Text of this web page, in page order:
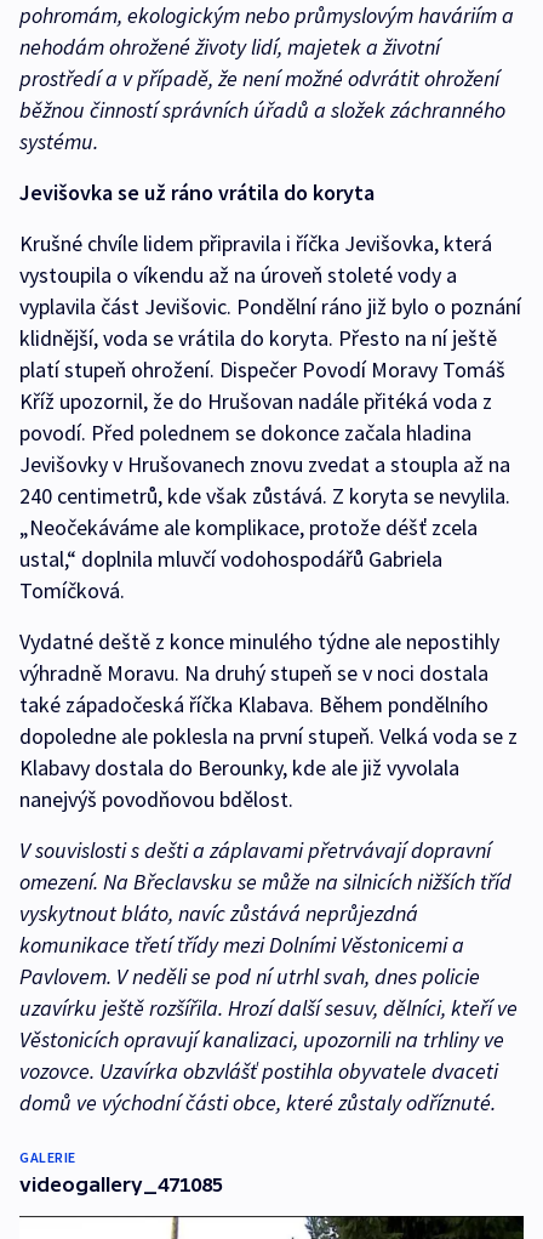
pohromám, ekologickým nebo průmyslovým haváriím a
nehodám ohrožené životy lidí, majetek a životní
prostředí a v případě, že není možné odvrátit ohrožení
běžnou činností správních úřadů a složek záchranného
systému.
Jevišovka se už ráno vrátila do koryta
Krušné chvíle lidem připravila i říčka Jevišovka, která
vystoupila o víkendu až na úroveň stoleté vody a
vyplavila část Jevišovic. Pondělní ráno již bylo o poznání
klidnější, voda se vrátila do koryta. Přesto na ní ještě
platí stupeň ohrožení. Dispečer Povodí Moravy Tomáš
Kříž upozornil, že do Hrušovan nadále přitéká voda z
povodí. Před polednem se dokonce začala hladina
Jevišovky v Hrušovanech znovu zvedat a stoupla až na
240 centimetrů, kde však zůstává. Z koryta se nevylila.
„Neočekáváme ale komplikace, protože déšť zcela
ustal,“ doplnila mluvčí vodohospodářů Gabriela
Tomíčková.
Vydatné deště z konce minulého týdne ale nepostihly
výhradně Moravu. Na druhý stupeň se v noci dostala
také západočeská říčka Klabava. Během pondělního
dopoledne ale poklesla na první stupeň. Velká voda se z
Klabavy dostala do Berounky, kde ale již vyvolala
nanejvýš povodňovou bdělost.
V souvislosti s dešti a záplavami přetrvávají dopravní
omezení. Na Břeclavsku se může na silnicích nižších tříd
vyskytnout bláto, navíc zůstává neprůjezdná
komunikace třetí třídy mezi Dolními Věstonicemi a
Pavlovem. V neděli se pod ní utrhl svah, dnes policie
uzavírku ještě rozšířila. Hrozí další sesuv, dělníci, kteří ve
Věstonicích opravují kanalizaci, upozornili na trhliny ve
vozovce. Uzavírka obzvlášť postihla obyvatele dvaceti
domů ve východní části obce, které zůstaly odříznuté.
GALERIE
videogallery_471085